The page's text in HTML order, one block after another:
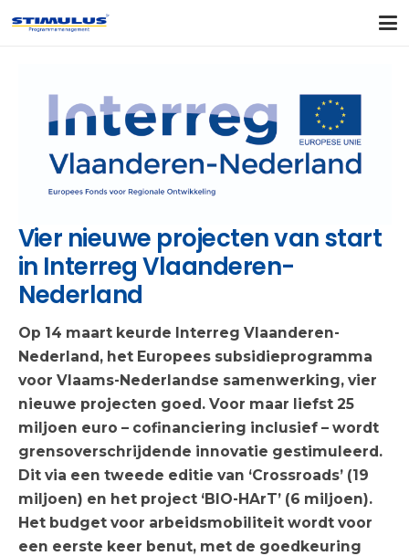
Vier nieuwe projecten van start
in Interreg Vlaanderen-
Nederland
Op 14 maart keurde Interreg Vlaanderen-
Nederland, het Europees subsidieprogramma
voor Vlaams-Nederlandse samenwerking, vier
nieuwe projecten goed. Voor maar liefst 25
miljoen euro – cofinanciering inclusief – wordt
grensoverschrijdende innovatie gestimuleerd.
Dit via een tweede editie van ‘Crossroads’ (19
miljoen) en het project ‘BIO-HArT’ (6 miljoen).
Het budget voor arbeidsmobiliteit wordt voor
een eerste keer benut, met de goedkeuring